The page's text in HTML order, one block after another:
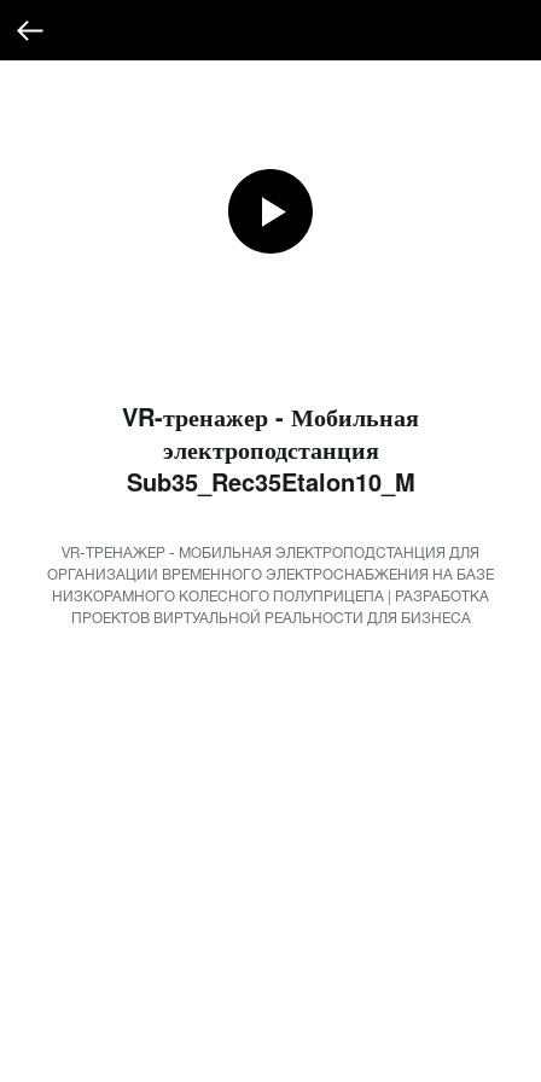
VR-тренажер - Мобильная
электроподстанция
Sub35_Rec35Etalon10_M
VR-ТРЕНАЖЕР - МОБИЛЬНАЯ ЭЛЕКТРОПОДСТАНЦИЯ ДЛЯ
ОРГАНИЗАЦИИ ВРЕМЕННОГО ЭЛЕКТРОСНАБЖЕНИЯ НА БАЗЕ
НИЗКОРАМНОГО КОЛЕСНОГО ПОЛУПРИЦЕПА | РАЗРАБОТКА
ПРОЕКТОВ ВИРТУАЛЬНОЙ РЕАЛЬНОСТИ ДЛЯ БИЗНЕСА